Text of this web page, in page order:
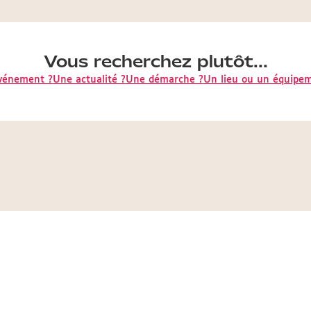
Vous recherchez plutôt...
?Une actualité ?Une démarche ?Un lieu ou un